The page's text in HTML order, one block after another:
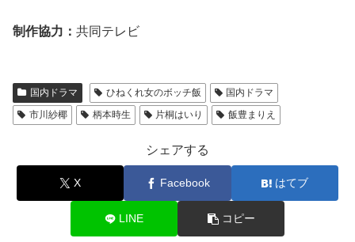
制作協力： 共同テレビ
国内ドラマ ひねくれ女のボッチ飯
国内ドラマ
市川紗椰
柄本時生 片桐はいり 飯豊まりえ
シェアする
X Facebook はてブ
LINE コピー